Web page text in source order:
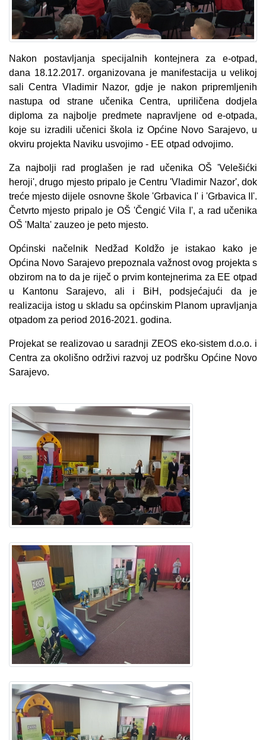
Nakon postavljanja specijalnih kontejnera za e-otpad,
dana 18.12.2017. organizovana je manifestacija u velikoj
sali Centra Vladimir Nazor, gdje je nakon pripremljenih
nastupa od strane učenika Centra, upriličena dodjela
diploma za najbolje predmete napravljene od e-otpada,
koje su izradili učenici škola iz Općine Novo Sarajevo, u
okviru projekta Naviku usvojimo - EE otpad odvojimo.
Za najbolji rad proglašen je rad učenika OŠ 'Velešićki
heroji', drugo mjesto pripalo je Centru 'Vladimir Nazor', dok
treće mjesto dijele osnovne škole 'Grbavica I' i 'Grbavica II'.
Četvrto mjesto pripalo je OŠ 'Čengić Vila I', a rad učenika
OŠ 'Malta' zauzeo je peto mjesto.
Općinski načelnik Nedžad Koldžo je istakao kako je
Općina Novo Sarajevo prepoznala važnost ovog projekta s
obzirom na to da je riječ o prvim kontejnerima za EE otpad
u Kantonu Sarajevo, ali i BiH, podsjećajući da je
realizacija istog u skladu sa općinskim Planom upravljanja
otpadom za period 2016-2021. godina.
Projekat se realizovao u saradnji ZEOS eko-sistem d.o.o. i
Centra za okolišno održivi razvoj uz podršku Općine Novo
Sarajevo.